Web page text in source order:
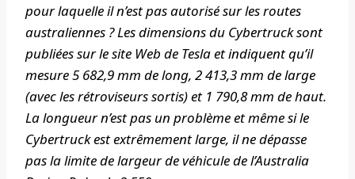
pour laquelle il n’est pas autorisé sur les routes
australiennes ? Les dimensions du Cybertruck sont
publiées sur le site Web de Tesla et indiquent qu’il
mesure 5 682,9 mm de long, 2 413,3 mm de large
(avec les rétroviseurs sortis) et 1 790,8 mm de haut.
La longueur n’est pas un problème et même si le
Cybertruck est extrêmement large, il ne dépasse
pas la limite de largeur de véhicule de l’Australia